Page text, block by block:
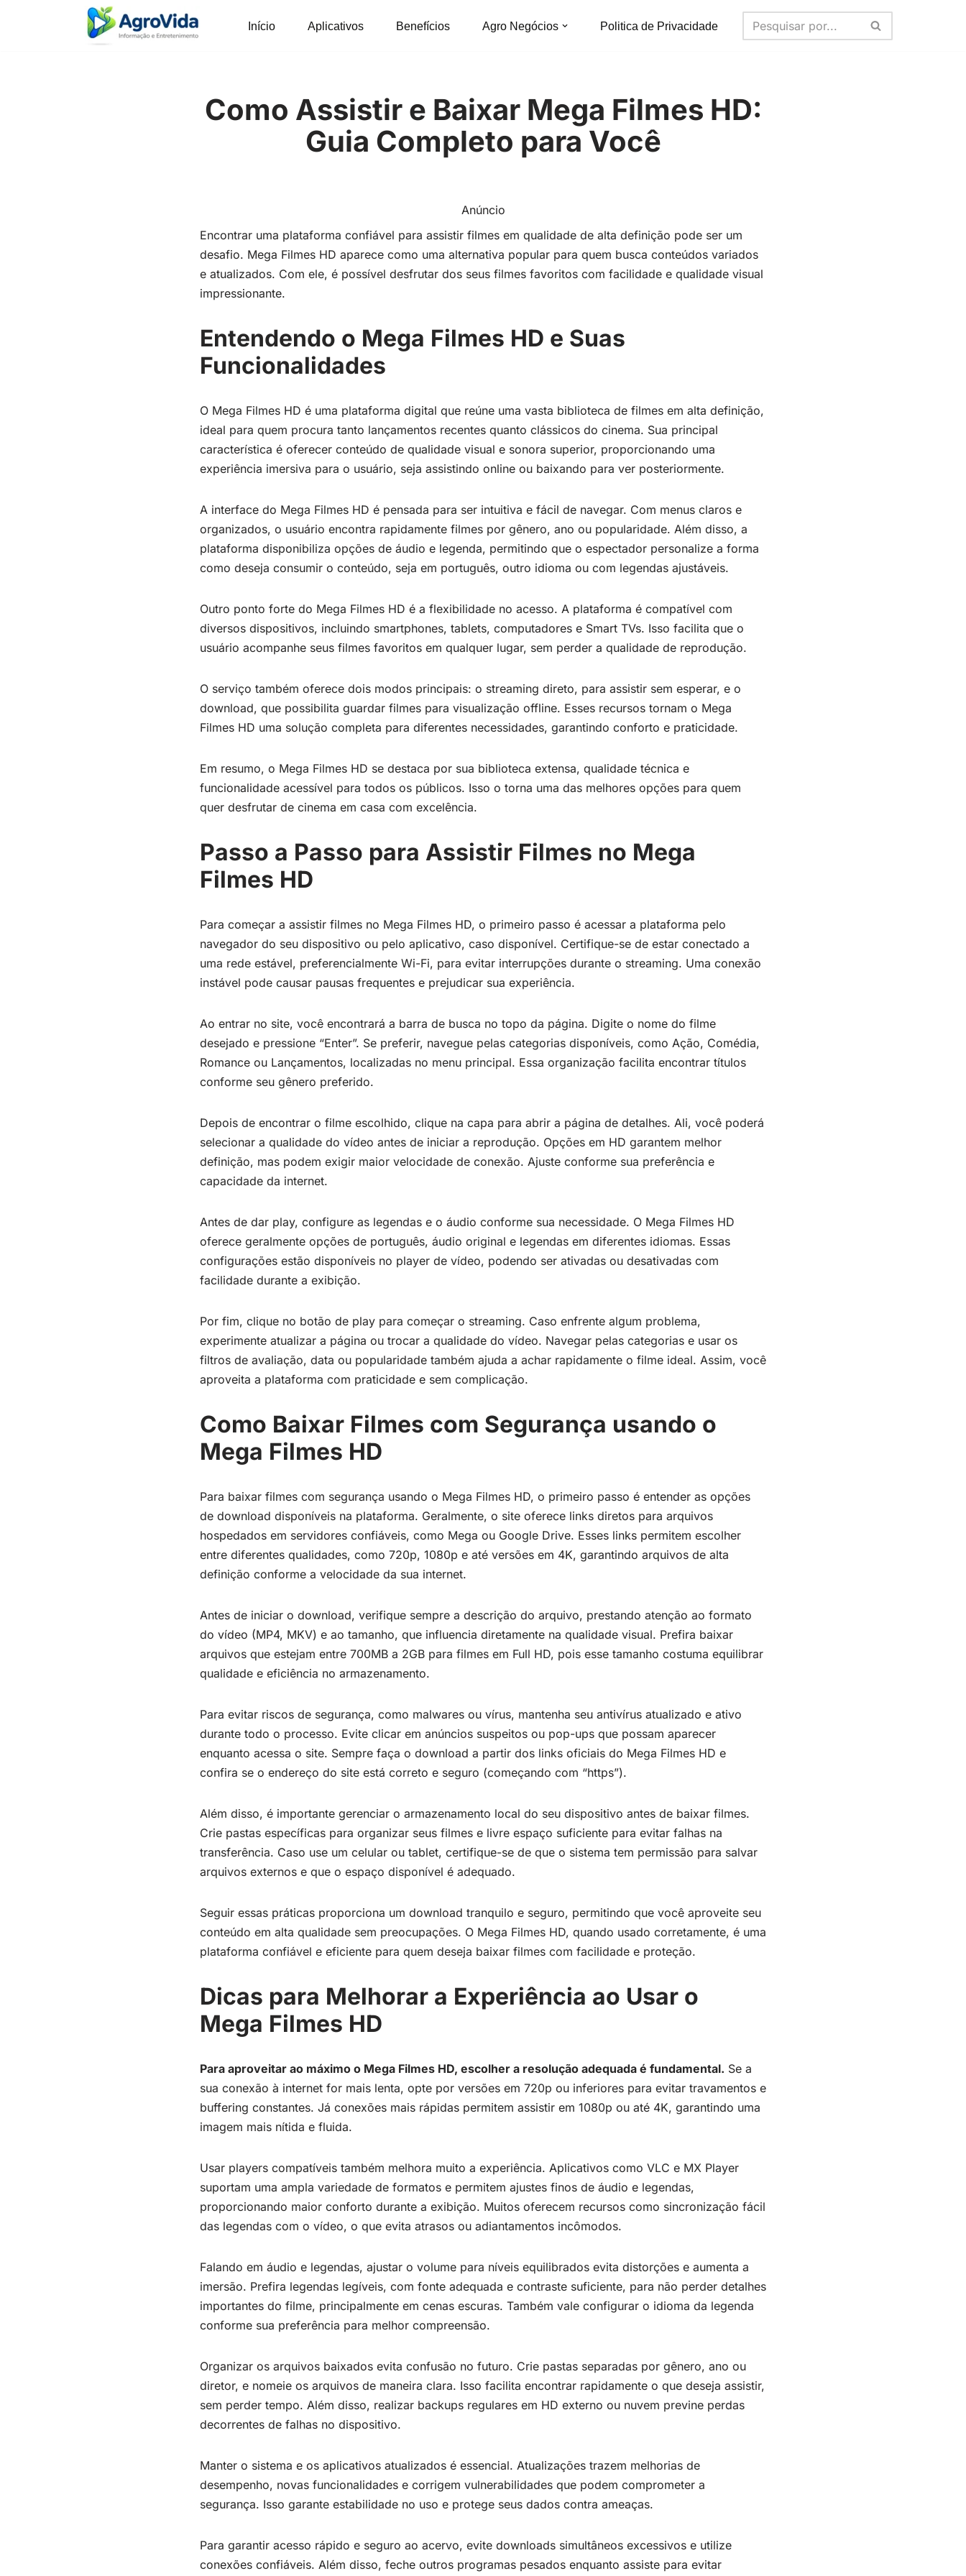
Início Aplicativos Benefícios Agro Negócios Politica de Privacidade
Como Assistir e Baixar Mega Filmes HD:
Guia Completo para Você
Anúncio
Encontrar uma plataforma confiável para assistir filmes em qualidade de alta definição pode ser um
desafio. Mega Filmes HD aparece como uma alternativa popular para quem busca conteúdos variados
e atualizados. Com ele, é possível desfrutar dos seus filmes favoritos com facilidade e qualidade visual
impressionante.
Entendendo o Mega Filmes HD e Suas
Funcionalidades
O Mega Filmes HD é uma plataforma digital que reúne uma vasta biblioteca de filmes em alta definição,
ideal para quem procura tanto lançamentos recentes quanto clássicos do cinema. Sua principal
característica é oferecer conteúdo de qualidade visual e sonora superior, proporcionando uma
experiência imersiva para o usuário, seja assistindo online ou baixando para ver posteriormente.
A interface do Mega Filmes HD é pensada para ser intuitiva e fácil de navegar. Com menus claros e
organizados, o usuário encontra rapidamente filmes por gênero, ano ou popularidade. Além disso, a
plataforma disponibiliza opções de áudio e legenda, permitindo que o espectador personalize a forma
como deseja consumir o conteúdo, seja em português, outro idioma ou com legendas ajustáveis.
Outro ponto forte do Mega Filmes HD é a flexibilidade no acesso. A plataforma é compatível com
diversos dispositivos, incluindo smartphones, tablets, computadores e Smart TVs. Isso facilita que o
usuário acompanhe seus filmes favoritos em qualquer lugar, sem perder a qualidade de reprodução.
O serviço também oferece dois modos principais: o streaming direto, para assistir sem esperar, e o
download, que possibilita guardar filmes para visualização offline. Esses recursos tornam o Mega
Filmes HD uma solução completa para diferentes necessidades, garantindo conforto e praticidade.
Em resumo, o Mega Filmes HD se destaca por sua biblioteca extensa, qualidade técnica e
funcionalidade acessível para todos os públicos. Isso o torna uma das melhores opções para quem
quer desfrutar de cinema em casa com excelência.
Passo a Passo para Assistir Filmes no Mega
Filmes HD
Para começar a assistir filmes no Mega Filmes HD, o primeiro passo é acessar a plataforma pelo
navegador do seu dispositivo ou pelo aplicativo, caso disponível. Certifique-se de estar conectado a
uma rede estável, preferencialmente Wi-Fi, para evitar interrupções durante o streaming. Uma conexão
instável pode causar pausas frequentes e prejudicar sua experiência.
Ao entrar no site, você encontrará a barra de busca no topo da página. Digite o nome do filme
desejado e pressione “Enter”. Se preferir, navegue pelas categorias disponíveis, como Ação, Comédia,
Romance ou Lançamentos, localizadas no menu principal. Essa organização facilita encontrar títulos
conforme seu gênero preferido.
Depois de encontrar o filme escolhido, clique na capa para abrir a página de detalhes. Ali, você poderá
selecionar a qualidade do vídeo antes de iniciar a reprodução. Opções em HD garantem melhor
definição, mas podem exigir maior velocidade de conexão. Ajuste conforme sua preferência e
capacidade da internet.
Antes de dar play, configure as legendas e o áudio conforme sua necessidade. O Mega Filmes HD
oferece geralmente opções de português, áudio original e legendas em diferentes idiomas. Essas
configurações estão disponíveis no player de vídeo, podendo ser ativadas ou desativadas com
facilidade durante a exibição.
Por fim, clique no botão de play para começar o streaming. Caso enfrente algum problema,
experimente atualizar a página ou trocar a qualidade do vídeo. Navegar pelas categorias e usar os
filtros de avaliação, data ou popularidade também ajuda a achar rapidamente o filme ideal. Assim, você
aproveita a plataforma com praticidade e sem complicação.
Como Baixar Filmes com Segurança usando o
Mega Filmes HD
Para baixar filmes com segurança usando o Mega Filmes HD, o primeiro passo é entender as opções
de download disponíveis na plataforma. Geralmente, o site oferece links diretos para arquivos
hospedados em servidores confiáveis, como Mega ou Google Drive. Esses links permitem escolher
entre diferentes qualidades, como 720p, 1080p e até versões em 4K, garantindo arquivos de alta
definição conforme a velocidade da sua internet.
Antes de iniciar o download, verifique sempre a descrição do arquivo, prestando atenção ao formato
do vídeo (MP4, MKV) e ao tamanho, que influencia diretamente na qualidade visual. Prefira baixar
arquivos que estejam entre 700MB a 2GB para filmes em Full HD, pois esse tamanho costuma equilibrar
qualidade e eficiência no armazenamento.
Para evitar riscos de segurança, como malwares ou vírus, mantenha seu antivírus atualizado e ativo
durante todo o processo. Evite clicar em anúncios suspeitos ou pop-ups que possam aparecer
enquanto acessa o site. Sempre faça o download a partir dos links oficiais do Mega Filmes HD e
confira se o endereço do site está correto e seguro (começando com “https”).
Além disso, é importante gerenciar o armazenamento local do seu dispositivo antes de baixar filmes.
Crie pastas específicas para organizar seus filmes e livre espaço suficiente para evitar falhas na
transferência. Caso use um celular ou tablet, certifique-se de que o sistema tem permissão para salvar
arquivos externos e que o espaço disponível é adequado.
Seguir essas práticas proporciona um download tranquilo e seguro, permitindo que você aproveite seu
conteúdo em alta qualidade sem preocupações. O Mega Filmes HD, quando usado corretamente, é uma
plataforma confiável e eficiente para quem deseja baixar filmes com facilidade e proteção.
Dicas para Melhorar a Experiência ao Usar o
Mega Filmes HD
Para aproveitar ao máximo o Mega Filmes HD, escolher a resolução adequada é fundamental. Se a
sua conexão à internet for mais lenta, opte por versões em 720p ou inferiores para evitar travamentos e
buffering constantes. Já conexões mais rápidas permitem assistir em 1080p ou até 4K, garantindo uma
imagem mais nítida e fluida.
Usar players compatíveis também melhora muito a experiência. Aplicativos como VLC e MX Player
suportam uma ampla variedade de formatos e permitem ajustes finos de áudio e legendas,
proporcionando maior conforto durante a exibição. Muitos oferecem recursos como sincronização fácil
das legendas com o vídeo, o que evita atrasos ou adiantamentos incômodos.
Falando em áudio e legendas, ajustar o volume para níveis equilibrados evita distorções e aumenta a
imersão. Prefira legendas legíveis, com fonte adequada e contraste suficiente, para não perder detalhes
importantes do filme, principalmente em cenas escuras. Também vale configurar o idioma da legenda
conforme sua preferência para melhor compreensão.
Organizar os arquivos baixados evita confusão no futuro. Crie pastas separadas por gênero, ano ou
diretor, e nomeie os arquivos de maneira clara. Isso facilita encontrar rapidamente o que deseja assistir,
sem perder tempo. Além disso, realizar backups regulares em HD externo ou nuvem previne perdas
decorrentes de falhas no dispositivo.
Manter o sistema e os aplicativos atualizados é essencial. Atualizações trazem melhorias de
desempenho, novas funcionalidades e corrigem vulnerabilidades que podem comprometer a
segurança. Isso garante estabilidade no uso e protege seus dados contra ameaças.
Para garantir acesso rápido e seguro ao acervo, evite downloads simultâneos excessivos e utilize
conexões confiáveis. Além disso, feche outros programas pesados enquanto assiste para evitar